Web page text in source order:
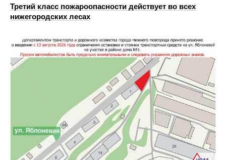
Третий класс пожароопасности действует во всех
нижегородских лесах